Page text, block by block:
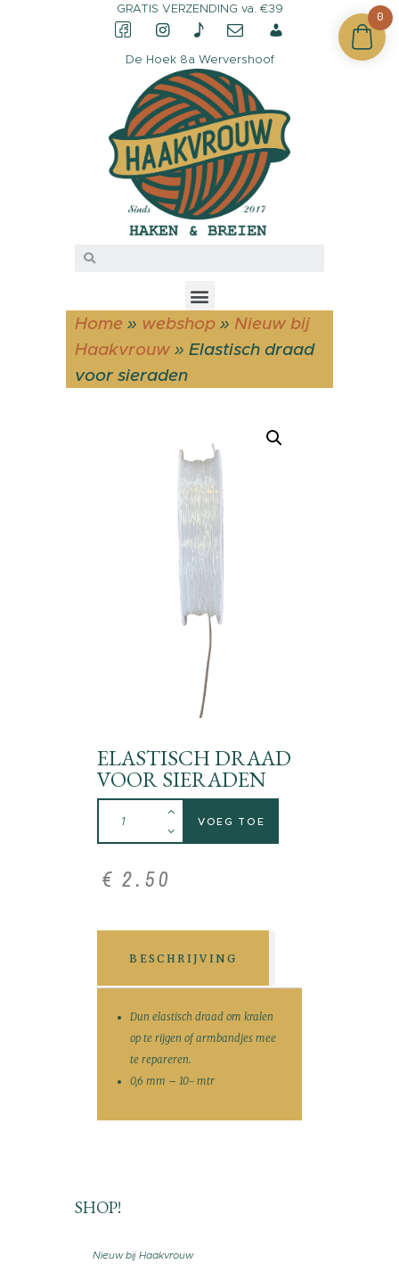
GRATIS VERZENDING va. €39
De Hoek 8a Wervershoof
Home » webshop » Nieuw bij
Haakvrouw » Elastisch draad
voor sieraden
CONTACT &
OPENINGSTIJDEN
OVER HAAKVROUW
MIJN ACCOUNT
ELASTISCH DRAAD
VOOR SIERADEN
VOEG TOE
€ 2. 50
BESCHRIJVING
Dun elastisch draad om kralen
op te rijgen of armbandjes mee
te repareren.
0,6 mm – 10- mtr
SHOP!
Nieuw bij Haakvrouw
0